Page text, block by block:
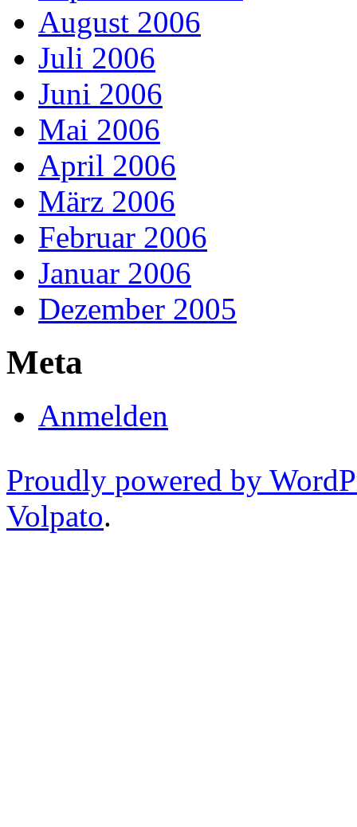
August 2006
Juli 2006
Juni 2006
Mai 2006
April 2006
März 2006
Februar 2006
Januar 2006
Dezember 2005
Meta
Anmelden
Proudly powered by
Volpato.